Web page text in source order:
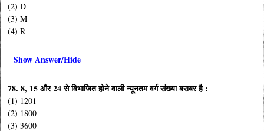
(2) D
(3) M
(4) R
Show Answer/Hide
78. 8, 15 और 24 से विभाजित होने वाली न्यूनतम वर्ग संख्या बराबर है :
(1) 1201
(2) 1800
(3) 3600